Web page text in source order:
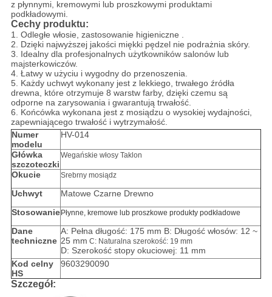
z płynnymi, kremowymi lub proszkowymi produktami
podkładowymi.
Cechy produktu:
1. Odległe włosie, zastosowanie higieniczne .
2. Dzięki najwyższej jakości miękki pędzel nie podrażnia skóry.
3. Idealny dla profesjonalnych użytkowników salonów lub
majsterkowiczów.
4. Łatwy w użyciu i wygodny do przenoszenia.
5. Każdy uchwyt wykonany jest z lekkiego, trwałego źródła
drewna, które otrzymuje 8 warstw farby, dzięki czemu są
odporne na zarysowania i gwarantują trwałość.
6. Końcówka wykonana jest z mosiądzu o wysokiej wydajności,
zapewniającego trwałość i wytrzymałość.
Numer
modelu
HV-014
Główka
szczoteczki
Wegańskie włosy Taklon
Okucie Srebrny mosiądz
Uchwyt
Matowe Czarne Drewno
Stosowanie Płynne, kremowe lub proszkowe produkty podkładowe
Dane
techniczne
A: Pełna długość: 175 mm B: Długość włosów: 12 ~
25 mm C: Naturalna szerokość: 19 mm
D: Szerokość stopy okuciowej: 11 mm
Kod celny
HS
9603290090
Szczegół: